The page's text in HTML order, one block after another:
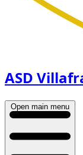
ASD
Open main menu